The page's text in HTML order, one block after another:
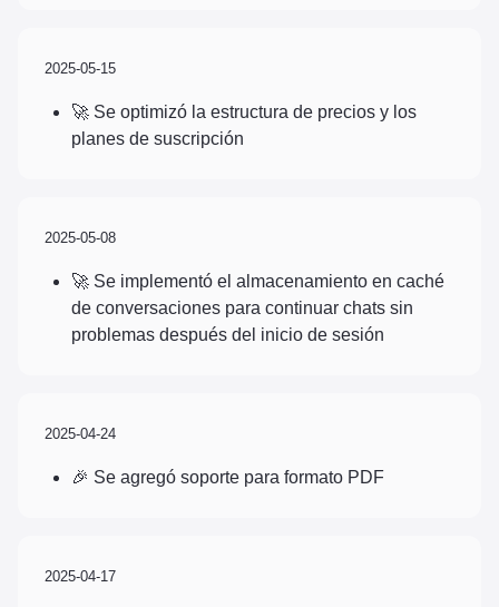
2025-05-15
🚀 Se optimizó la estructura de precios y los
planes de suscripción
2025-05-08
🚀 Se implementó el almacenamiento en caché
de conversaciones para continuar chats sin
problemas después del inicio de sesión
2025-04-24
🎉 Se agregó soporte para formato PDF
2025-04-17